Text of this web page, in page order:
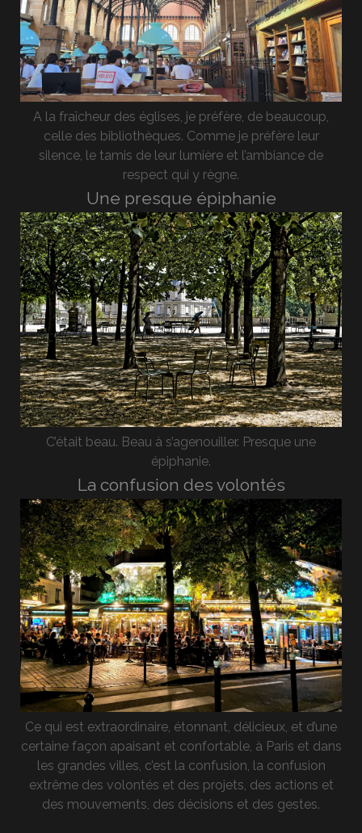
A la fraîcheur des églises, je préfère, de beaucoup,
celle des bibliothèques. Comme je préfère leur
silence, le tamis de leur lumière et l’ambiance de
respect qui y règne.
Une presque épiphanie
C’était beau. Beau à s’agenouiller. Presque une
épiphanie.
La confusion des volontés
Ce qui est extraordinaire, étonnant, délicieux, et d’une
certaine façon apaisant et confortable, à Paris et dans
les grandes villes, c’est la confusion, la confusion
extrême des volontés et des projets, des actions et
des mouvements, des décisions et des gestes.